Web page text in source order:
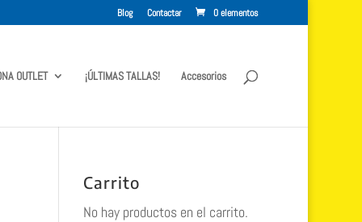
Blog Contactar 0 elementos
OUTLET ¡ÚLTIMAS TALLAS! Accesorios
Carrito
No hay productos en el carrito.